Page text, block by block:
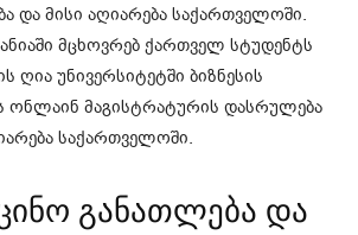
და მისი აღიარება საქართველოში.
მცხოვრებ ქართველ სტუდენტს
ღია უნივერსიტეტში ბიზნესის
ონლაინ მაგისტრატურის დასრულება
საქართველოში.
განათლება და